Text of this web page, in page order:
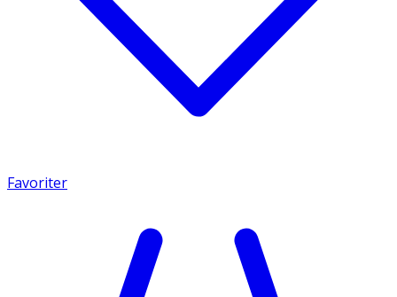
Favoriter